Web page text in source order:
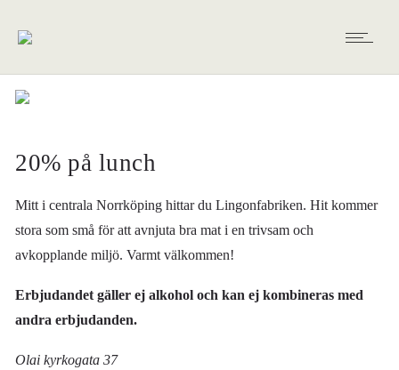
20% på lunch
Mitt i centrala Norrköping hittar du Lingonfabriken. Hit kommer
stora som små för att avnjuta bra mat i en trivsam och
avkopplande miljö. Varmt välkommen!
Erbjudandet gäller ej alkohol och kan ej kombineras med
andra erbjudanden.
Olai kyrkogata 37